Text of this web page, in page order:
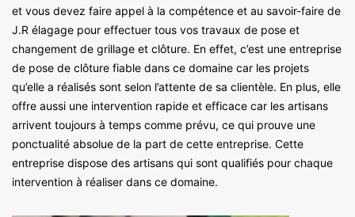
et vous devez faire appel à la compétence et au savoir-faire de
J.R élagage pour effectuer tous vos travaux de pose et
changement de grillage et clôture. En effet, c’est une entreprise
de pose de clôture fiable dans ce domaine car les projets
qu’elle a réalisés sont selon l’attente de sa clientèle. En plus, elle
offre aussi une intervention rapide et efficace car les artisans
arrivent toujours à temps comme prévu, ce qui prouve une
ponctualité absolue de la part de cette entreprise. Cette
entreprise dispose des artisans qui sont qualifiés pour chaque
intervention à réaliser dans ce domaine.